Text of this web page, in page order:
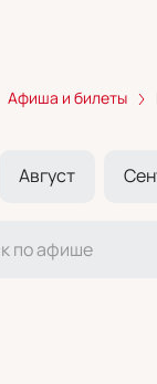
Афиша и билеты
Август